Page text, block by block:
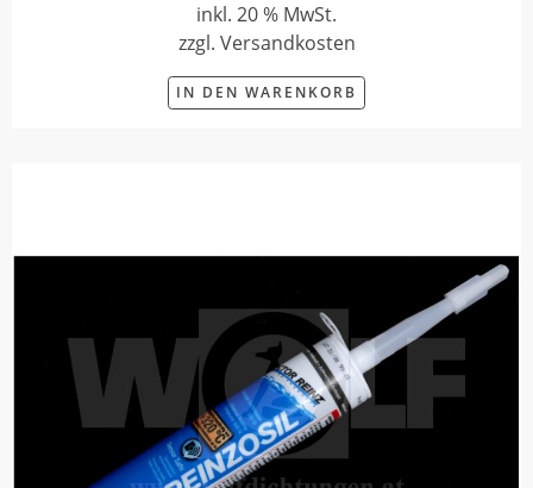
inkl. 20 % MwSt.
zzgl. Versandkosten
IN DEN WARENKORB